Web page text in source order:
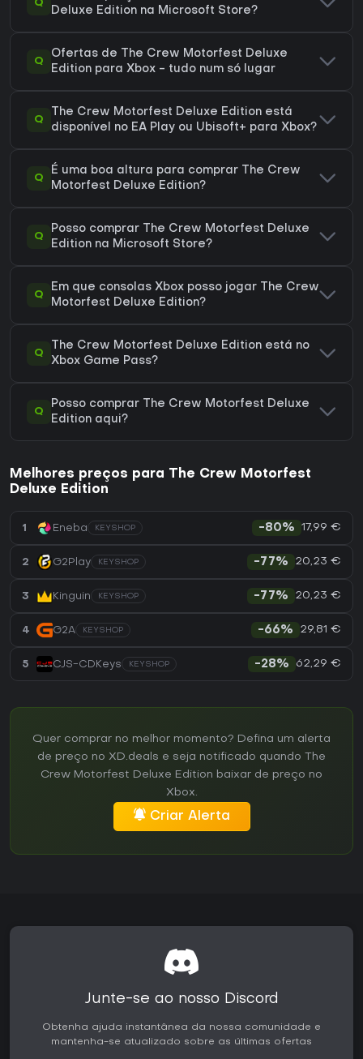
Q
Deluxe Edition na Microsoft Store?
Q
Ofertas de The Crew Motorfest Deluxe
Edition para Xbox - tudo num só lugar
Q
The Crew Motorfest Deluxe Edition está
disponível no EA Play ou Ubisoft+ para Xbox?
Q
É uma boa altura para comprar The Crew
Motorfest Deluxe Edition?
Q
Posso comprar The Crew Motorfest Deluxe
Edition na Microsoft Store?
Q
Em que consolas Xbox posso jogar The Crew
Motorfest Deluxe Edition?
Q
The Crew Motorfest Deluxe Edition está no
Xbox Game Pass?
Q
Posso comprar The Crew Motorfest Deluxe
Edition aqui?
Melhores preços para The Crew Motorfest
Deluxe Edition
1 Eneba KEYSHOP -80% 17,99 €
2 G2Play KEYSHOP -77% 20,23 €
3 Kinguin KEYSHOP -77% 20,23 €
4 G2A KEYSHOP -66% 29,81 €
5 CJS-CDKeys KEYSHOP -28% 62,29 €
Quer comprar no melhor momento? Defina um alerta
de preço no XD.deals e seja notificado quando The
Crew Motorfest Deluxe Edition baixar de preço no
Xbox.
Criar Alerta
Junte-se ao nosso Discord
Obtenha ajuda instantânea da nossa comunidade e
mantenha-se atualizado sobre as últimas ofertas